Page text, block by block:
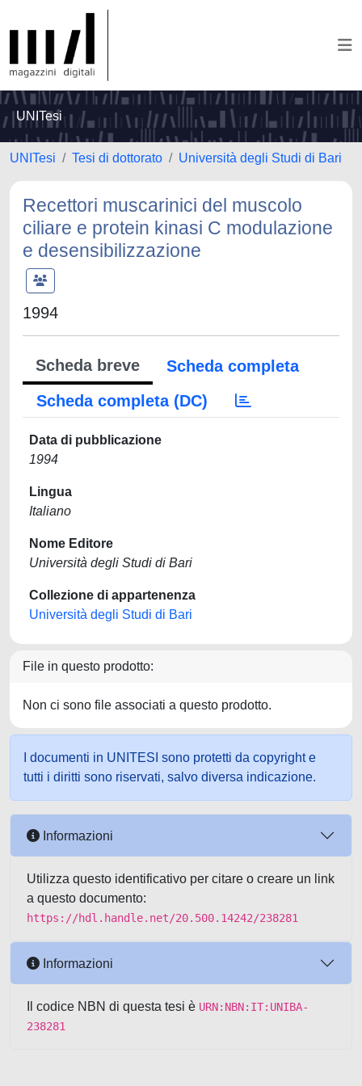
UNITesi
UNITesi Tesi di dottorato Università degli Studi di Bari
Recettori muscarinici del muscolo
ciliare e protein kinasi C modulazione
e desensibilizzazione
1994
Scheda breve
Scheda completa
Scheda completa (DC)
Data di pubblicazione
1994
Lingua
Italiano
Nome Editore
Università degli Studi di Bari
Collezione di appartenenza
Università degli Studi di Bari
File in questo prodotto:
Non ci sono file associati a questo prodotto.
I documenti in UNITESI sono protetti da copyright e
tutti i diritti sono riservati, salvo diversa indicazione.
Informazioni
Utilizza questo identificativo per citare o creare un link
a questo documento:
https://hdl.handle.net/20.500.14242/238281
Informazioni
Il codice NBN di questa tesi è URN:NBN:IT:UNIBA-
238281